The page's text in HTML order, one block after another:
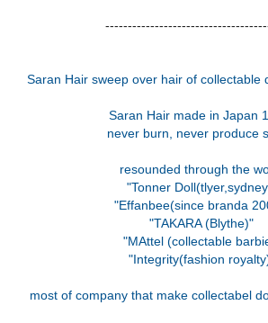
Saran Hair sweep over hair of collectable
Saran Hair made in Japan
never burn, never produce
resounded through the
"Tonner
"Effanbee(since branda
"TAKARA (Blythe)"
"MAttel (collectable
"Integrity(fashion
most of company that make collectabel